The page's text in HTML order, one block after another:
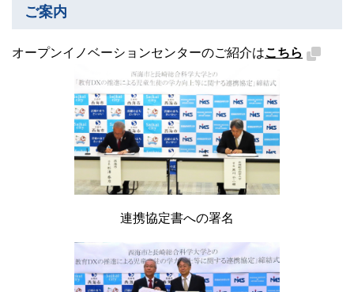
ご案内
オープンイノベーションセンターのご紹介はこちら
連携協定書への署名